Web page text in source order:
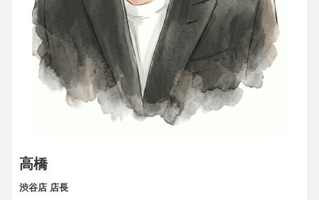
高橋
渋谷店 店長